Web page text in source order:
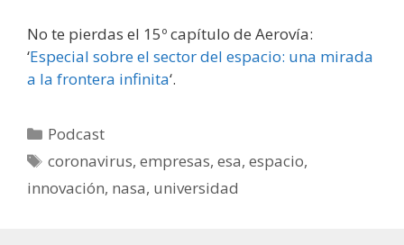
No te pierdas el 15º capítulo de Aerovía:
‘Especial sobre el sector del espacio: una mirada
a la frontera infinita‘.
Categorías
Podcast
Etiquetas
coronavirus,empresas,esa,espacio,
innovación, nasa, universidad